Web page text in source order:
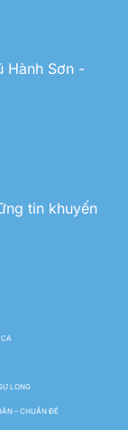
Hành Sơn -
tin khuyến
LONG
– CHUẨN ĐỀ